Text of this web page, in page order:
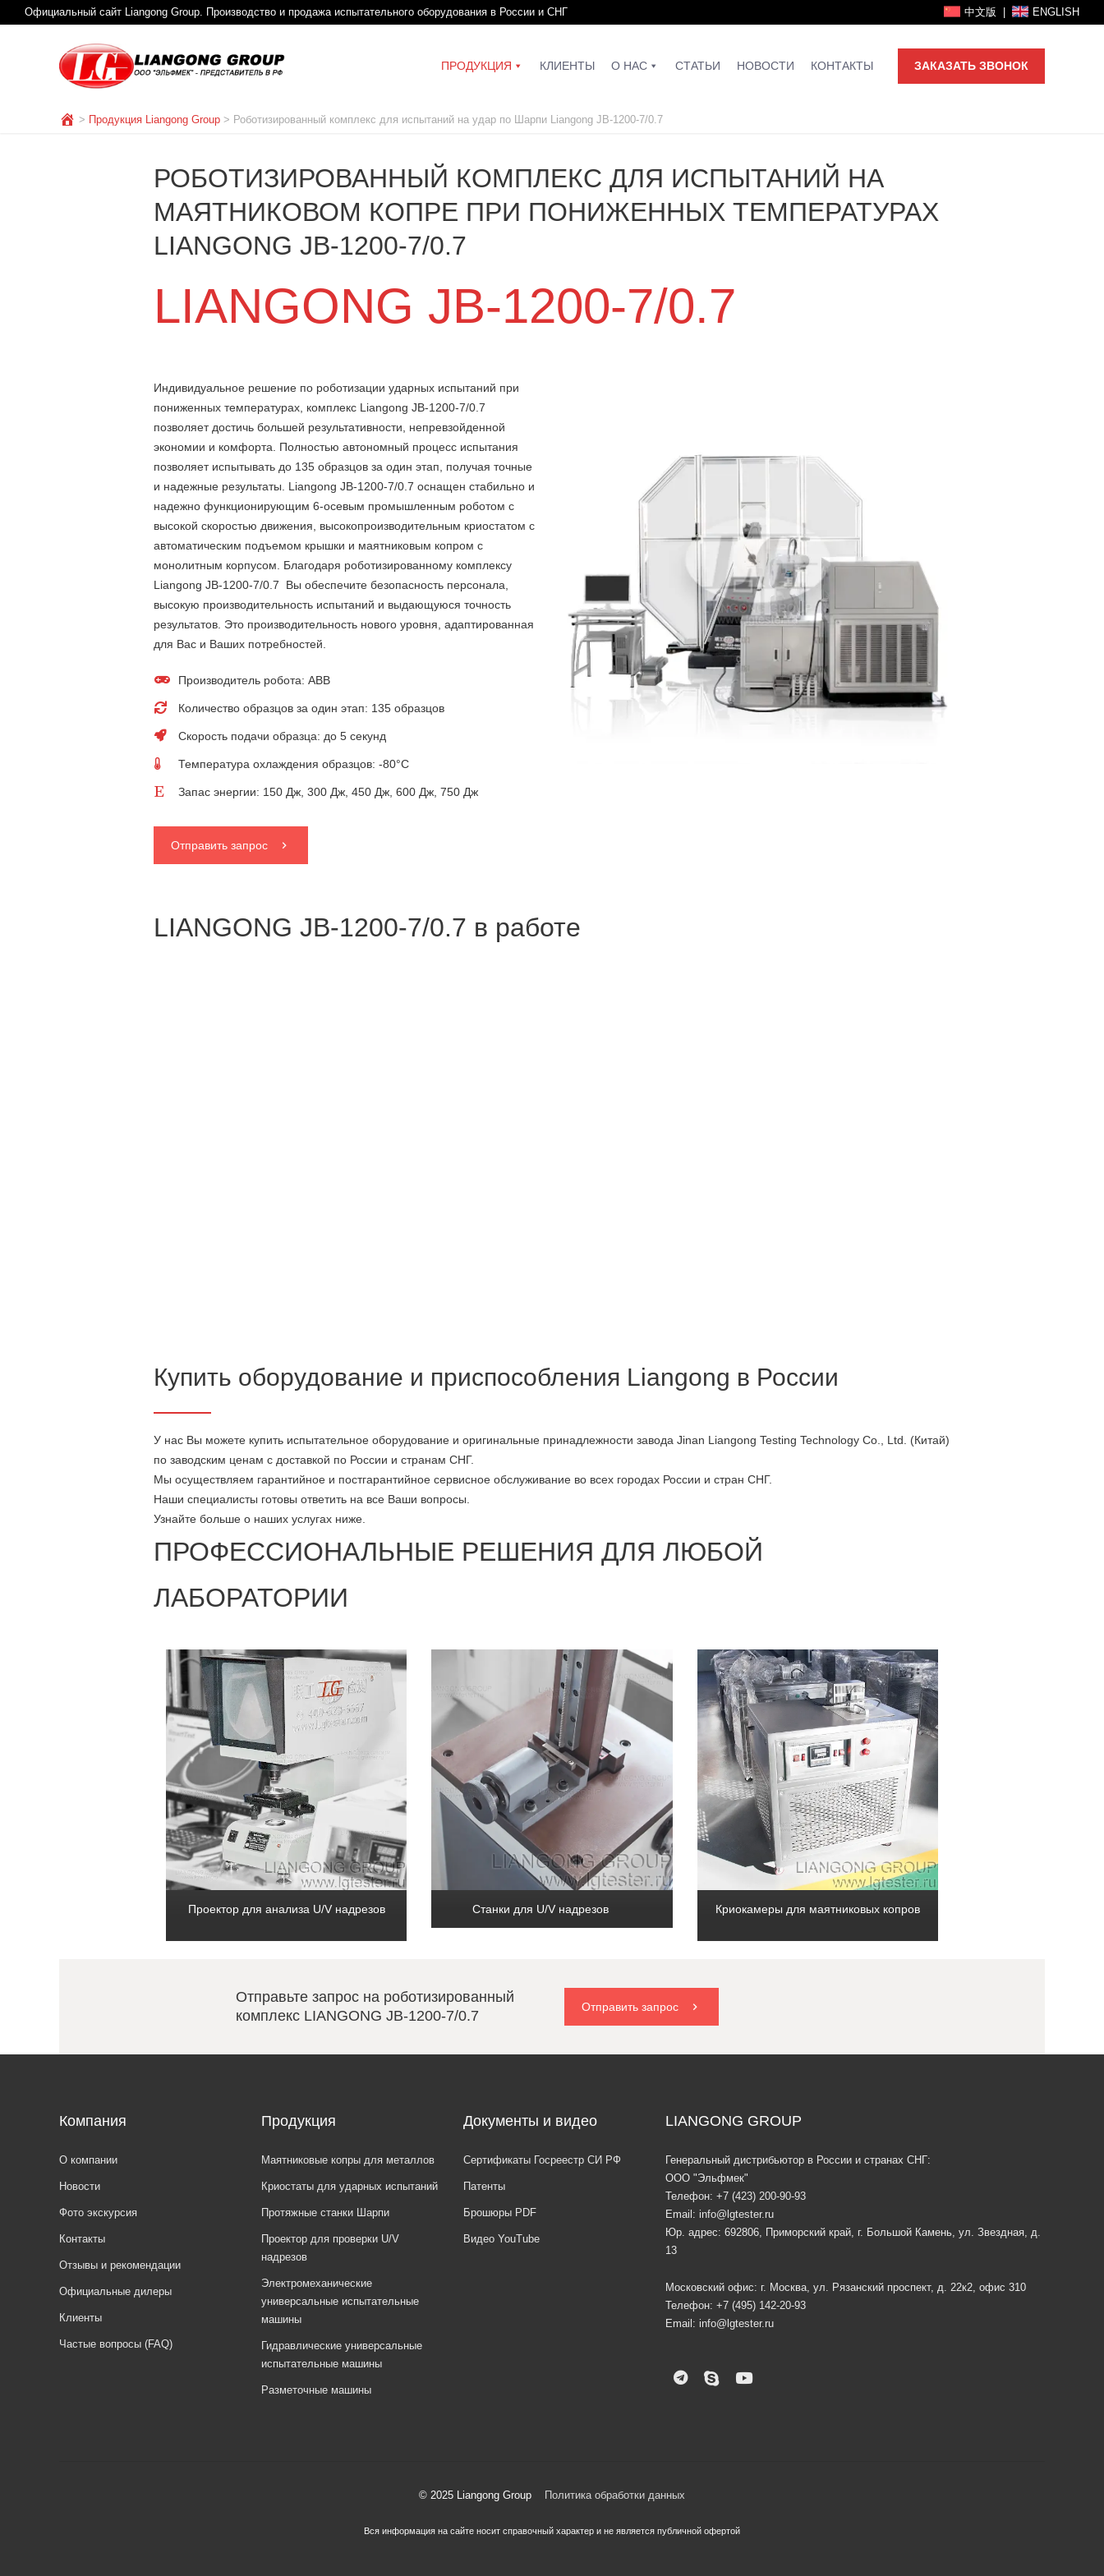
Официальный сайт Liangong Group. Производство и продажа испытательного оборудования в России и СНГ 中文版 ENGLISH
ПРОДУКЦИЯ КЛИЕНТЫ О НАС СТАТЬИ НОВОСТИ КОНТАКТЫ ЗАКАЗАТЬ ЗВОНОК
> Продукция Liangong Group > Роботизированный комплекс для испытаний на удар по Шарпи Liangong JB-1200-7/0.7
РОБОТИЗИРОВАННЫЙ КОМПЛЕКС ДЛЯ ИСПЫТАНИЙ НА
МАЯТНИКОВОМ КОПРЕ ПРИ ПОНИЖЕННЫХ ТЕМПЕРАТУРАХ
LIANGONG JB-1200-7/0.7
LIANGONG JB-1200-7/0.7
Индивидуальное решение по роботизации ударных испытаний при
пониженных температурах, комплекс Liangong JB-1200-7/0.7
позволяет достичь большей результативности, непревзойденной
экономии и комфорта. Полностью автономный процесс испытания
позволяет испытывать до 135 образцов за один этап, получая точные
и надежные результаты. Liangong JB-1200-7/0.7 оснащен стабильно и
надежно функционирующим 6-осевым промышленным роботом с
высокой скоростью движения, высокопроизводительным криостатом с
автоматическим подъемом крышки и маятниковым копром с
монолитным корпусом. Благодаря роботизированному комплексу
Liangong JB-1200-7/0.7 Вы обеспечите безопасность персонала,
высокую производительность испытаний и выдающуюся точность
результатов. Это производительность нового уровня, адаптированная
для Вас и Ваших потребностей.
Производитель робота: ABB
Количество образцов за один этап: 135 образцов
Скорость подачи образца: до 5 секунд
Температура охлаждения образцов: -80°C
Запас энергии: 150 Дж, 300 Дж, 450 Дж, 600 Дж, 750 Дж
Отправить запрос
LIANGONG JB-1200-7/0.7 в работе
Купить оборудование и приспособления Liangong в России
У нас Вы можете купить испытательное оборудование и оригинальные принадлежности завода Jinan Liangong Testing Technology Co., Ltd. (Китай)
по заводским ценам с доставкой по России и странам СНГ.
Мы осуществляем гарантийное и постгарантийное сервисное обслуживание во всех городах России и стран СНГ.
Наши специалисты готовы ответить на все Ваши вопросы.
Узнайте больше о наших услугах ниже.
ПРОФЕССИОНАЛЬНЫЕ РЕШЕНИЯ ДЛЯ ЛЮБОЙ
ЛАБОРАТОРИИ
Проектор для анализа U/V надрезов Станки для U/V надрезов Криокамеры для маятниковых копров
Отправьте запрос на роботизированный
комплекс LIANGONG JB-1200-7/0.7
Отправить запрос
Компания
О компании
Новости
Фото экскурсия
Контакты
Отзывы и рекомендации
Официальные дилеры
Клиенты
Частые вопросы (FAQ)
Продукция
Маятниковые копры для металлов
Криостаты для ударных испытаний
Протяжные станки Шарпи
Проектор для проверки U/V
надрезов
Электромеханические
универсальные испытательные
машины
Гидравлические универсальные
испытательные машины
Разметочные машины
Документы и видео
Сертификаты Госреестр СИ РФ
Патенты
Брошюры PDF
Видео YouTube
LIANGONG GROUP
Генеральный дистрибьютор в России и странах СНГ:
ООО "Эльфмек"
Телефон: +7 (423) 200-90-93
Email: info@lgtester.ru
Юр. адрес: 692806, Приморский край, г. Большой Камень, ул. Звездная, д.
13
Московский офис: г. Москва, ул. Рязанский проспект, д. 22к2, офис 310
Телефон: +7 (495) 142-20-93
Email: info@lgtester.ru
© 2025 Liangong Group Политика обработки данных
Вся информация на сайте носит справочный характер и не является публичной офертой